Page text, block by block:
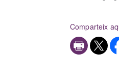
Comparteix